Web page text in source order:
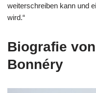
weiterschreiben kann und
wird.“
Biografie von
Bonnéry